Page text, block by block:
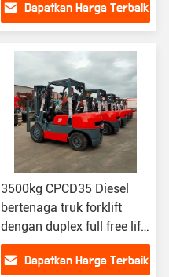
Dapatkan Harga Terbaik
3500kg CPCD35 Diesel
bertenaga truk forklift
dengan duplex full free lift
mast
Dapatkan Harga Terbaik